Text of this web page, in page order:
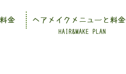
HAIR&MAKE PLAN
金 ヘアメイクメニューと料金